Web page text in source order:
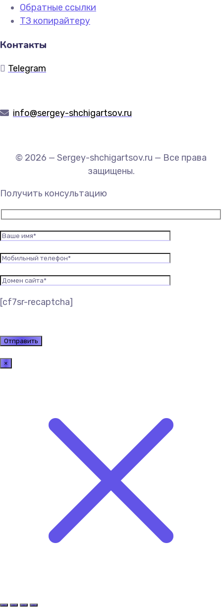
Обратные ссылки
ТЗ копирайтеру
Контакты
Telegram
info@sergey-shchigartsov.ru
© 2026 — Sergey-shchigartsov.ru — Все права
защищены.
Получить консультацию
[cf7sr-recaptcha]
×